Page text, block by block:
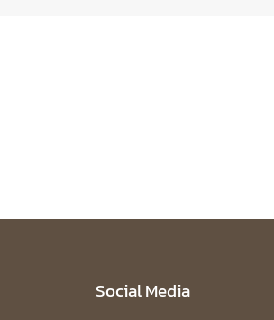
Social Media